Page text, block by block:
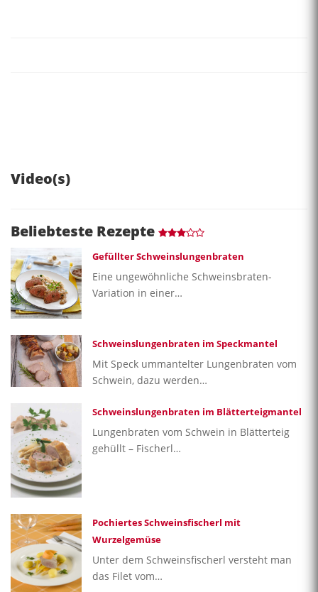
Video(s)
Beliebteste Rezepte
Gefüllter Schweinslungenbraten
Eine ungewöhnliche Schweinsbraten-
Variation in einer…
Schweinslungenbraten im Speckmantel
Mit Speck ummantelter Lungenbraten vom
Schwein, dazu werden…
Schweinslungenbraten im Blätterteigmantel
Lungenbraten vom Schwein in Blätterteig
gehüllt – Fischerl…
Pochiertes Schweinsfischerl mit
Wurzelgemüse
Unter dem Schweinsfischerl versteht man
das Filet vom…